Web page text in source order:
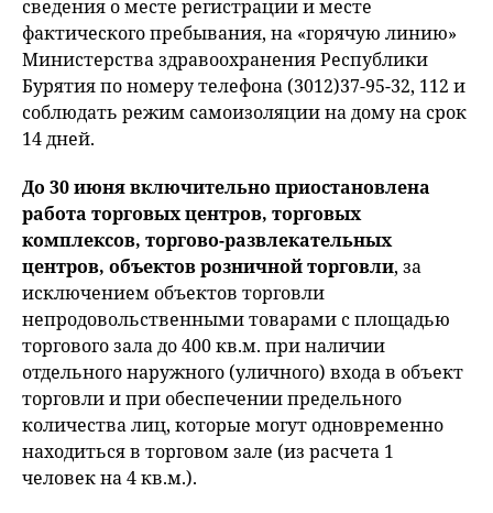
сведения о месте регистрации и месте
фактического пребывания, на «горячую линию»
Министерства здравоохранения Республики
Бурятия по номеру телефона (3012)37-95-32, 112 и
соблюдать режим самоизоляции на дому на срок
14 дней.
До 30 июня включительно приостановлена
работа торговых центров, торговых
комплексов, торгово-развлекательных
центров, объектов розничной торговли, за
исключением объектов торговли
непродовольственными товарами с площадью
торгового зала до 400 кв.м. при наличии
отдельного наружного (уличного) входа в объект
торговли и при обеспечении предельного
количества лиц, которые могут одновременно
находиться в торговом зале (из расчета 1
человек на 4 кв.м.).